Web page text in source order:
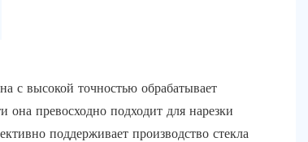
с высокой точностью обрабатывает
превосходно подходит для нарезки
поддерживает производство стекла